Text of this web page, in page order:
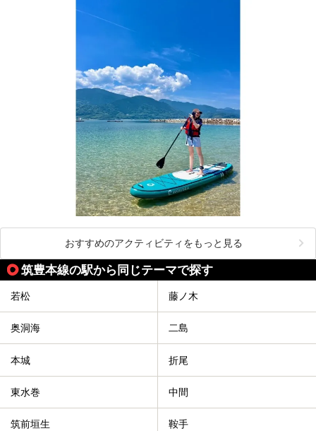
おすすめのアクティビティをもっと見る
筑豊本線の駅から同じテーマで探す
若松 藤ノ木
奥洞海 二島
本城 折尾
東水巻 中間
筑前垣生 鞍手